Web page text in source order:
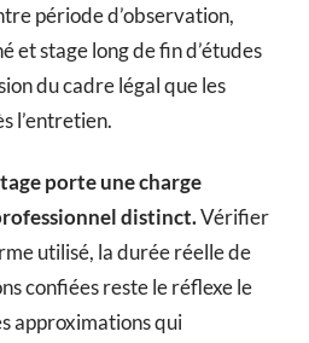
période d’observation,
et stage long de fin d’études
du cadre légal que les
l’entretien.
porte une charge
distinct.Vérifier
utilisé, la durée réelle de
confiées reste le réflexe le
approximations qui